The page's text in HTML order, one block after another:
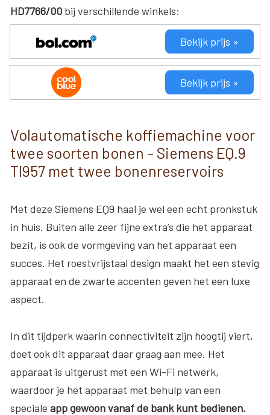
HD7766/00 bij verschillende winkels:
Bekijk prijs »
Bekijk prijs »
Volautomatische koffiemachine voor
twee soorten bonen – Siemens EQ.9
TI957 met twee bonenreservoirs
Met deze Siemens EQ9 haal je wel een echt pronkstuk
in huis. Buiten alle zeer fijne extra’s die het apparaat
bezit, is ook de vormgeving van het apparaat een
succes. Het roestvrijstaal design maakt het een stevig
apparaat en de zwarte accenten geven het een luxe
aspect.
In dit tijdperk waarin connectiviteit zijn hoogtij viert,
doet ook dit apparaat daar graag aan mee. Het
apparaat is uitgerust met een Wi-Fi netwerk,
waardoor je het apparaat met behulp van een
speciale app gewoon vanaf de bank kunt bedienen.